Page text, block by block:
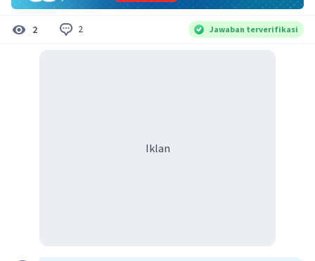
2 2 Jawaban terverifikasi
Iklan